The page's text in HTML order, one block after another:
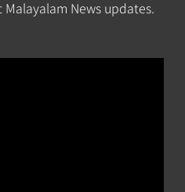
News updates.